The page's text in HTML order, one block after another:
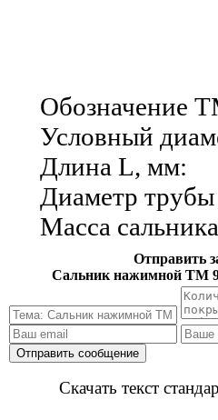
Обозначение
Условный
Длина L, мм:
Диаметр
Масса
Отправить
Сальник нажимной ТМ
Скачать текст